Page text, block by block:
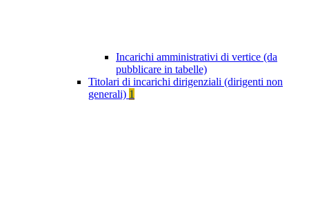
Incarichi amministrativi di vertice (da
pubblicare in tabelle)
Titolari di incarichi dirigenziali (dirigenti non
generali) 1